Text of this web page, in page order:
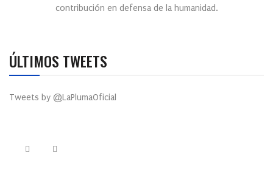
contribución en defensa de la humanidad.
ÚLTIMOS TWEETS
Tweets by @LaPlumaOficial